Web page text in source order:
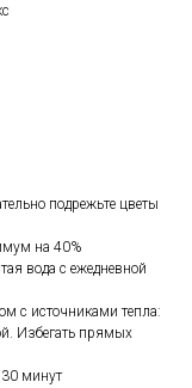
подрежьте цветы
на 40%
вода с ежедневной
с источниками тепла:
Избегать прямых
30 минут